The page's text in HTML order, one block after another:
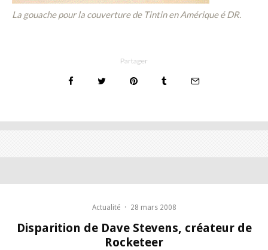
La gouache pour la couverture de Tintin en Amérique é DR.
Partager
Actualité · 28 mars 2008
Disparition de Dave Stevens, créateur de
Rocketeer